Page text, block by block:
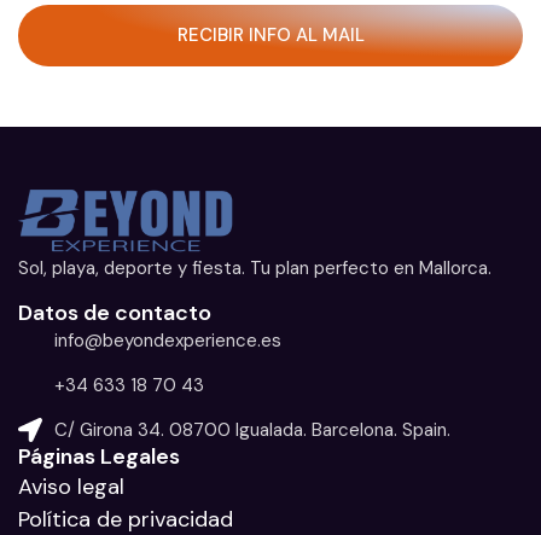
RECIBIR INFO AL MAIL
Sol, playa, deporte y fiesta. Tu plan perfecto en Mallorca.
Datos de contacto
info@beyondexperience.es
+34 633 18 70 43
C/ Girona 34. 08700 Igualada. Barcelona. Spain.
Páginas Legales
Aviso legal
Política de privacidad